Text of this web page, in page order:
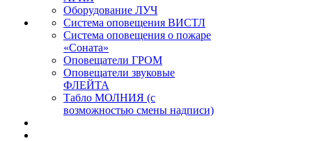
Оборудование ЛУЧ
Система оповещения ВИСТЛ
Система оповещения о пожаре
«Соната»
Оповещатели ГРОМ
Оповещатели звуковые
ФЛЕЙТА
Табло МОЛНИЯ (с
возможностью смены надписи)